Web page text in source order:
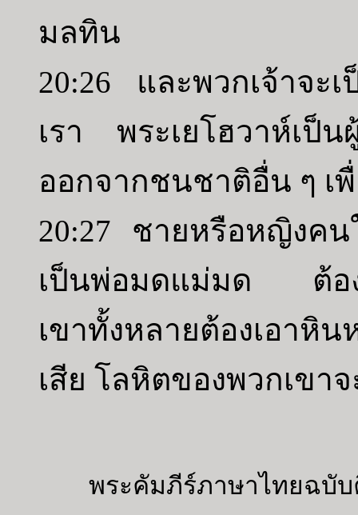
มลทิน
20:26 และพวกเจ้าจะ
เรา พระเยโฮวาห์เป็
ออกจากชนชาติอื่น ๆ เพื่
20:27 ชายหรือหญิงค
เป็นพ่อมดแม่มด ต้อง
เขาทั้งหลายต้องเอาหิ
เสีย โลหิตของพวกเขา
พระคัมภีร์ภาษาไทยฉบับ